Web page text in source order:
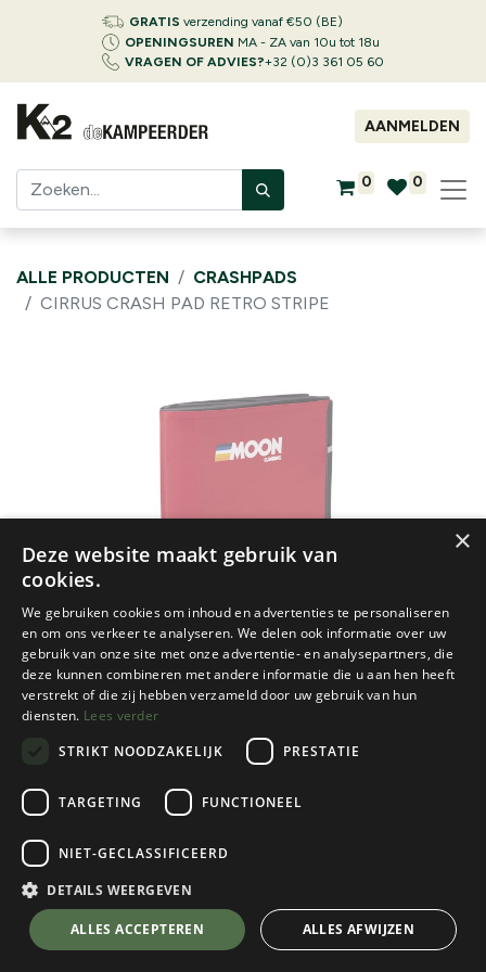
GRATIS verzending vanaf €50 (BE)
OPENINGSUREN MA - ZA van 10u tot 18u
VRAGEN OF ADVIES?+32 (0)3 361 05 60
AANMELDEN
0 0
ALLE PRODUCTEN
CRASHPADS
CIRRUS CRASH PAD RETRO STRIPE
Moon Climbing
Cirrus Crash Pad Retro Stripe
True Red
€199,95
💬 Stel je vraag over dit product via WhatsApp
×
Deze website maakt gebruik van
cookies.
We gebruiken cookies om inhoud en advertenties te personaliseren
en om ons verkeer te analyseren. We delen ook informatie over uw
gebruik van onze site met onze advertentie- en analysepartners, die
deze kunnen combineren met andere informatie die u aan hen heeft
verstrekt of die zij hebben verzameld door uw gebruik van hun
diensten. Lees verder
STRIKT NOODZAKELIJK
PRESTATIE
TARGETING FUNCTIONEEL
NIET-GECLASSIFICEERD
DETAILS WEERGEVEN
ALLES ACCEPTEREN ALLES AFWIJZEN